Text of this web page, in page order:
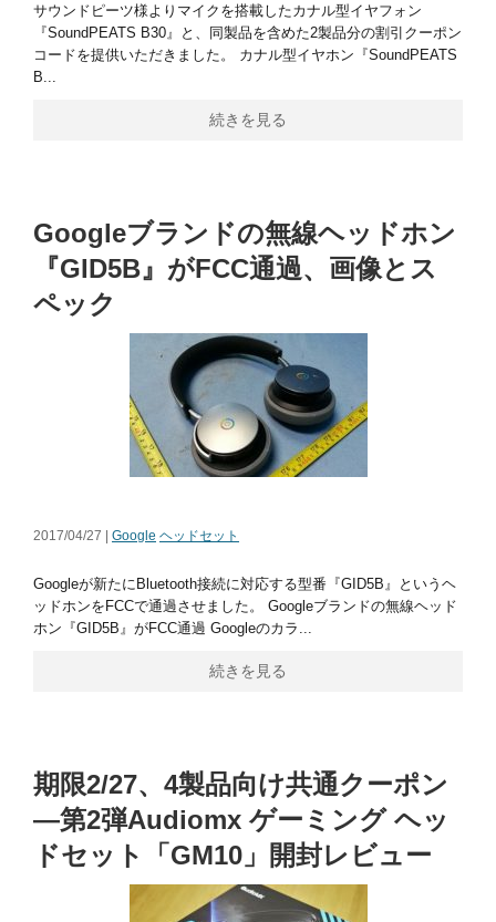
サウンドピーツ様よりマイクを搭載したカナル型イヤフォン
『SoundPEATS B30』と、同製品を含めた2製品分の割引クーポン
コードを提供いただきました。 カナル型イヤホン『SoundPEATS
B...
続きを見る
Googleブランドの無線ヘッドホン
『GID5B』がFCC通過、画像とス
ペック
2017/04/27 | Google ヘッドセット
Googleが新たにBluetooth接続に対応する型番『GID5B』というヘ
ッドホンをFCCで通過させました。 Googleブランドの無線ヘッド
ホン『GID5B』がFCC通過 Googleのカラ...
続きを見る
期限2/27、4製品向け共通クーポン
―第2弾Audiomx ゲーミング ヘッ
ドセット「GM10」開封レビュー